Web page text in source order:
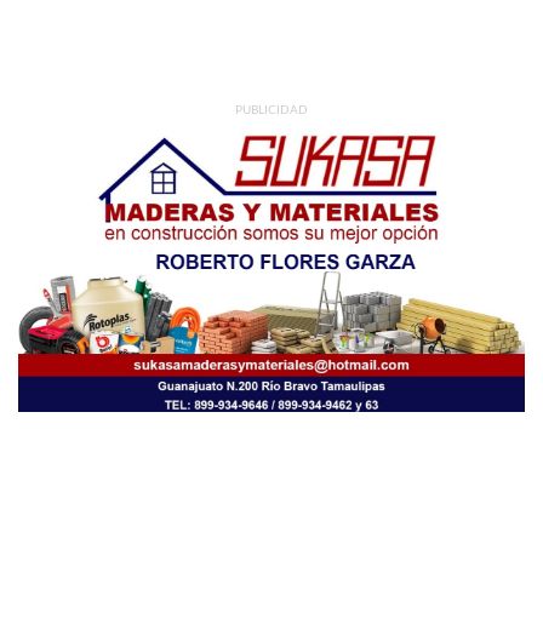
PUBLICIDAD